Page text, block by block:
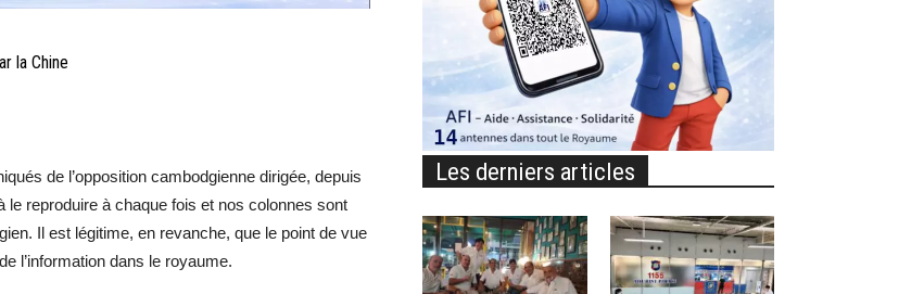
la Chine
de l’opposition cambodgienne dirigée, depuis
reproduire à chaque fois et nos colonnes sont
Il est légitime, en revanche, que le point de vue
l’information dans le royaume.
Les derniers articles